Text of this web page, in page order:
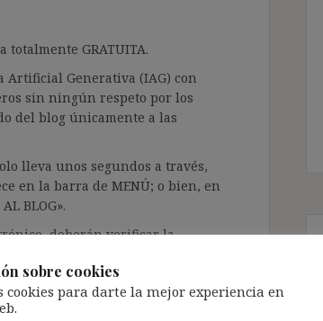
GRATUITA.
Generativa (IAG) con
sin ningún respeto por los
del blog únicamente a las
lleva unos segundos a través,
en la barra de MENÚ; o bien, en
BLOG».
deberán verificar la
electrónico registrado (según
«Spam»).
sobre cookies
cookies para darte la mejor experiencia en